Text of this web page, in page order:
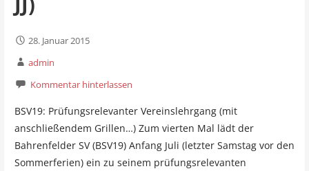
28. Januar 2015
admin
Kommentar hinterlassen
BSV19: Prüfungsrelevanter Vereinslehrgang (mit
anschließendem Grillen…) Zum vierten Mal lädt der
Bahrenfelder SV (BSV19) Anfang Juli (letzter Samstag vor den
Sommerferien) ein zu seinem prüfungsrelevanten